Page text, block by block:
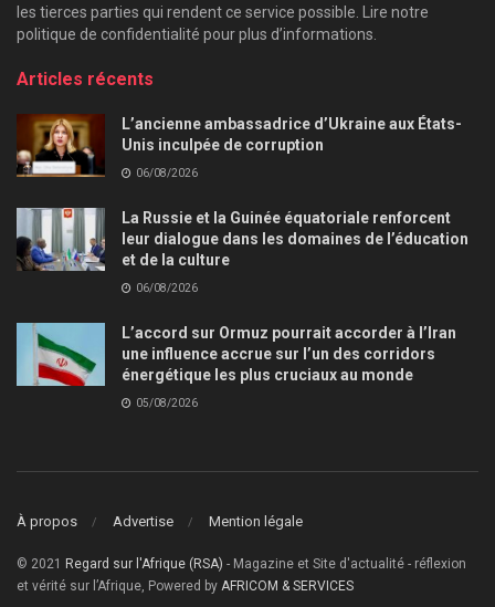
les tierces parties qui rendent ce service possible. Lire notre
politique de confidentialité pour plus d’informations.
Articles récents
L’ancienne ambassadrice d’Ukraine aux États-
Unis inculpée de corruption
06/08/2026
La Russie et la Guinée équatoriale renforcent
leur dialogue dans les domaines de l’éducation
et de la culture
06/08/2026
L’accord sur Ormuz pourrait accorder à l’Iran
une influence accrue sur l’un des corridors
énergétique les plus cruciaux au monde
05/08/2026
À propos Advertise Mention légale
© 2021 Regard sur l'Afrique (RSA) - Magazine et Site d'actualité - réflexion
et vérité sur l’Afrique, Powered by AFRICOM & SERVICES